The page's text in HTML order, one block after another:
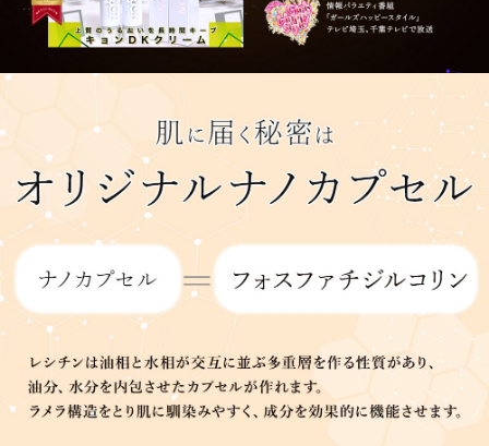
2025/04/04 投稿者：A おすすめレベル：
★★★★★
デカCクリームは何度もリピートしています。
潤うデカCクリーム
2025/04/04 投稿者：美肌 おすすめレベル：
★★★★★
サラッとしていて、潤うデカCクリームが大好きで
す。
シンプルで手放せません。
手放せない
2024/12/24 投稿者：S おすすめレベル：
★★★★★